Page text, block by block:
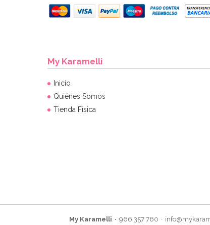
My Karamelli
Inicio
Quiénes Somos
Tienda Física
My Karamelli 966 357 760